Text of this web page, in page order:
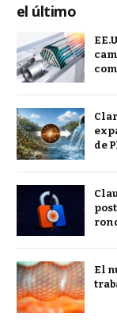
el último
de
El